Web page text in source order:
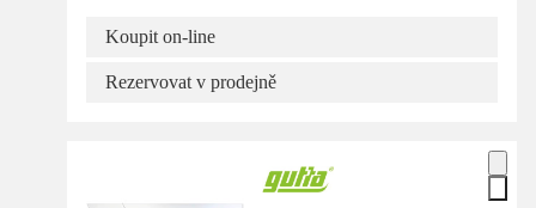
Koupit on-line
Rezervovat v prodejně